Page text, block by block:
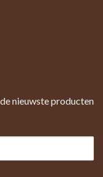
nieuwste producten